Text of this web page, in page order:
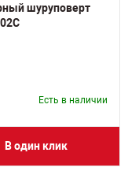
шуруповерт
Есть в наличии
В один клик